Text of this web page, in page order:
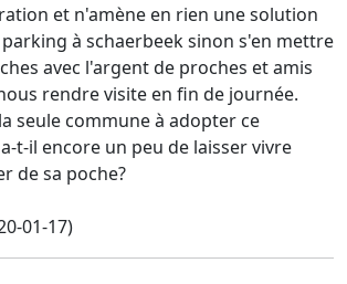
et n'amène en rien une solution
à schaerbeek sinon s'en mettre
avec l'argent de proches et amis
rendre visite en fin de journée.
seule commune à adopter ce
t-il encore un peu de laisser vivre
de sa poche?
01-17)